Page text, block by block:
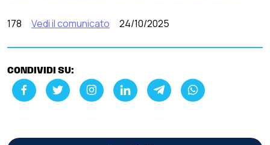
178 Vedi il comunicato 24/10/2025
CONDIVIDI SU: